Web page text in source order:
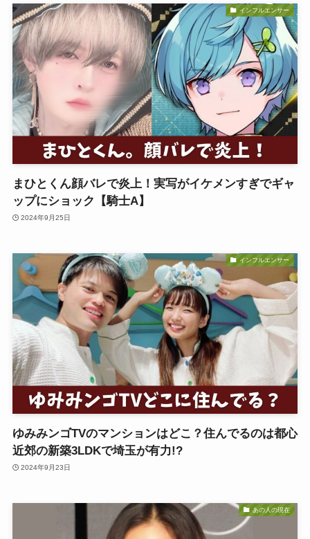
インフルエンサー
まひとくん顔バレで炎上！実写がイケメンすぎでギャ
ップにショック【騎士A】
2024年9月25日
インフルエンサー
ゆみみンゴTVのマンションはどこ？住んでるのは都心
近郊の新築3LDKで埼玉が有力!?
2024年9月23日
あの人の現在